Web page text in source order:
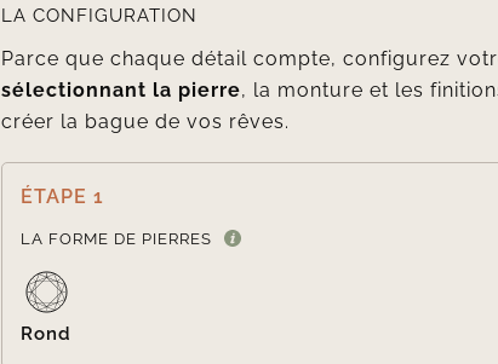
LA CONFIGURATION
Parce que chaque détail compte, configurez
sélectionnant la pierre, la monture et les
créer la bague de vos rêves.
ÉTAPE 1
LA FORME DE PIERRES
Rond